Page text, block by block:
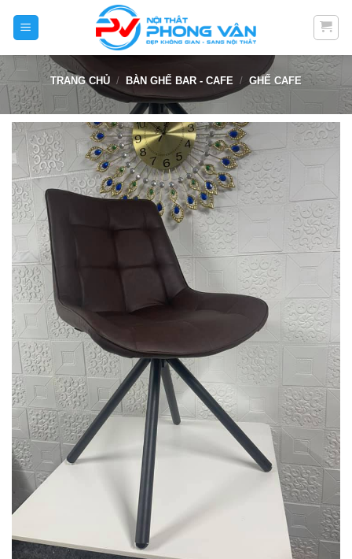
TRANG CHỦ / BÀN GHẾ BAR - CAFE / GHẾ CAFE